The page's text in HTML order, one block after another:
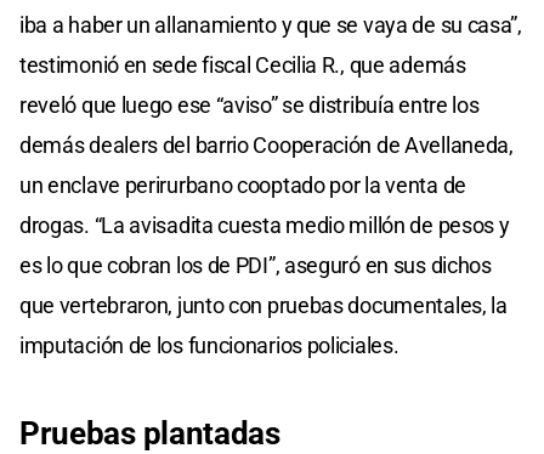
iba a haber un allanamiento y que se vaya de su casa”,
testimonió en sede fiscal Cecilia R., que además
reveló que luego ese “aviso” se distribuía entre los
demás dealers del barrio Cooperación de Avellaneda,
un enclave perirurbano cooptado por la venta de
drogas. “La avisadita cuesta medio millón de pesos y
es lo que cobran los de PDI”, aseguró en sus dichos
que vertebraron, junto con pruebas documentales, la
imputación de los funcionarios policiales.
Pruebas plantadas